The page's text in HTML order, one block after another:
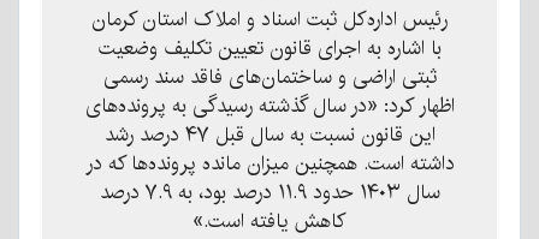
رئیس اداره‌کل ثبت اسناد و املاک استان کرمان
با اشاره به اجرای قانون تعیین تکلیف وضعیت
ثبتی اراضی و ساختمان‌های فاقد سند رسمی
اظهار کرد: «در سال گذشته رسیدگی به پرونده‌های
این قانون نسبت به سال قبل ۴۷ درصد رشد
داشته است. همچنین میزان مانده پرونده‌ها که در
سال ۱۴۰۳ حدود ۱۱.۹ درصد بود، به ۷.۹ درصد
کاهش یافته است.»